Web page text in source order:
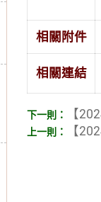
相關附件
相關連結
【
【